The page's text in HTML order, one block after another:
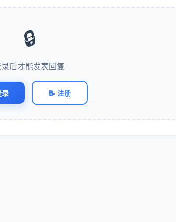
🔒
录后才能发表回复
录 📝 注册